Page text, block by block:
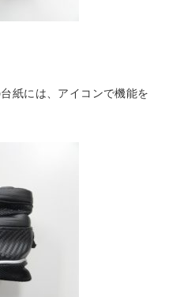
紙には、アイコンで機能を